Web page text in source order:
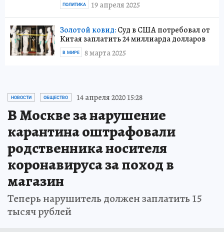
19 апреля 2025
ПОЛИТИКА
Золотой ковид:Суд в США потребовал от
Китая заплатить 24 миллиарда долларов
8 марта 2025
В МИРЕ
НОВОСТИ ОБЩЕСТВО 14 апреля 2020 15:28
В Москве за нарушение
карантина оштрафовали
родственника носителя
коронавируса за поход в
магазин
Теперь нарушитель должен заплатить 15
тысяч рублей